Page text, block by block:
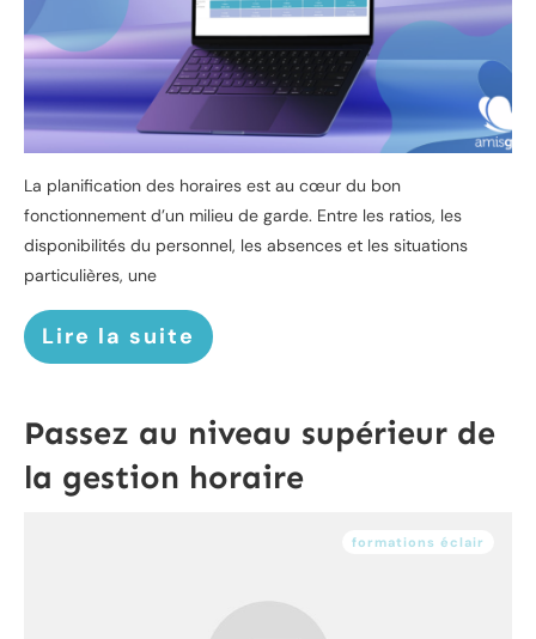
La planification des horaires est au cœur du bon
fonctionnement d’un milieu de garde. Entre les ratios, les
disponibilités du personnel, les absences et les situations
particulières, une
Lire la suite
Passez au niveau supérieur de
la gestion horaire
formations éclair